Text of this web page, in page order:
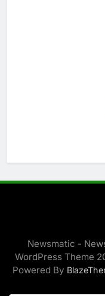
Newsmatic -
WordPress Theme
Powered By